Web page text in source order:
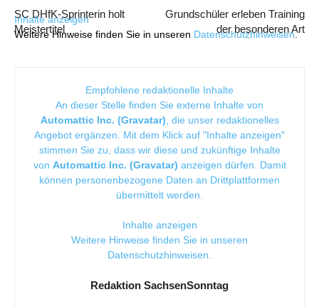
Inhalte anzeigen
Weitere Hinweise finden Sie in unseren Datenschutzhinweisen.
SC DHfK-Sprinterin holt
Meistertitel
Grundschüler erleben Training
der besonderen Art
Empfohlene redaktionelle Inhalte
An dieser Stelle finden Sie externe Inhalte von
Automattic Inc. (Gravatar), die unser redaktionelles
Angebot ergänzen. Mit dem Klick auf "Inhalte anzeigen"
stimmen Sie zu, dass wir diese und zukünftige Inhalte
von Automattic Inc. (Gravatar) anzeigen dürfen. Damit
können personenbezogene Daten an Drittplattformen
übermittelt werden.
Inhalte anzeigen
Weitere Hinweise finden Sie in unseren
Datenschutzhinweisen.
Redaktion SachsenSonntag